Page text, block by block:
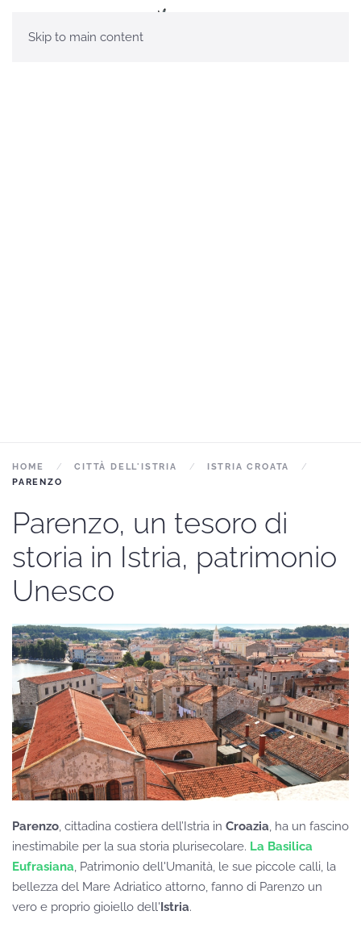
Skip to main content
HOME CITTÀ DELL'ISTRIA
ISTRIA CROATA
PARENZO
Parenzo, un tesoro di
storia in Istria, patrimonio
Unesco
Parenzo, cittadina costiera dell’Istria in Croazia, ha un fascino
inestimabile per la sua storia plurisecolare. La Basilica
Eufrasiana, Patrimonio dell'Umanità, le sue piccole calli, la
bellezza del Mare Adriatico attorno, fanno di Parenzo un
vero e proprio gioiello dell' Istria.